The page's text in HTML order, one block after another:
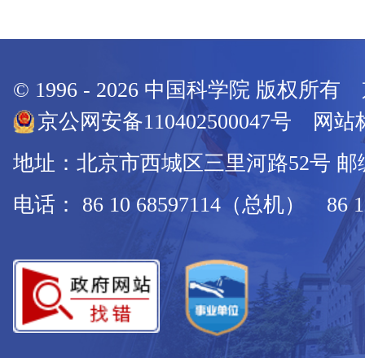
© 1996 - 2026 中国科学院 版权所有
京公网安备110402500047号 网站
地址：北京市西城区三里河路52号 邮
电话： 86 10 68597114（总机） 86